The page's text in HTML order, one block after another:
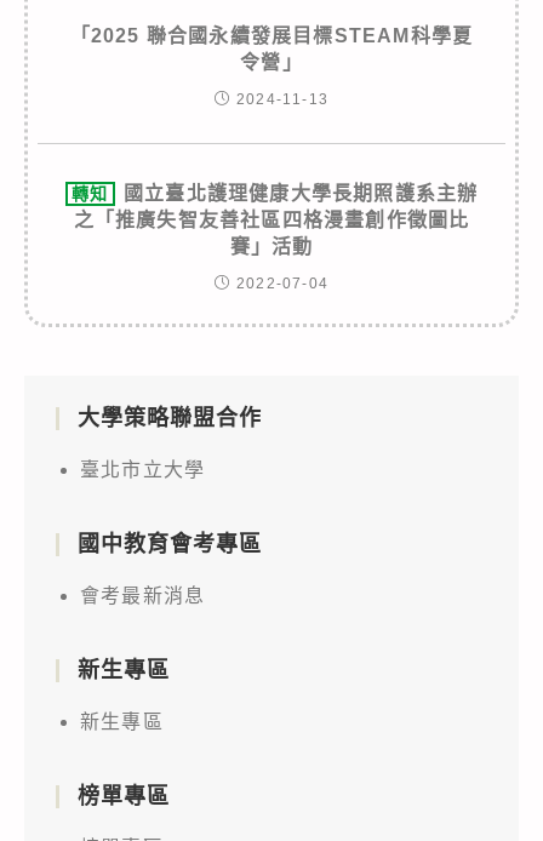
「2025 聯合國永續發展目標STEAM科學夏
令營」
2024-11-13
轉知
國立臺北護理健康大學長期照護系主辦
之「推廣失智友善社區四格漫畫創作徵圖比
賽」活動
2022-07-04
大學策略聯盟合作
臺北市立大學
國中教育會考專區
會考最新消息
新生專區
新生專區
榜單專區